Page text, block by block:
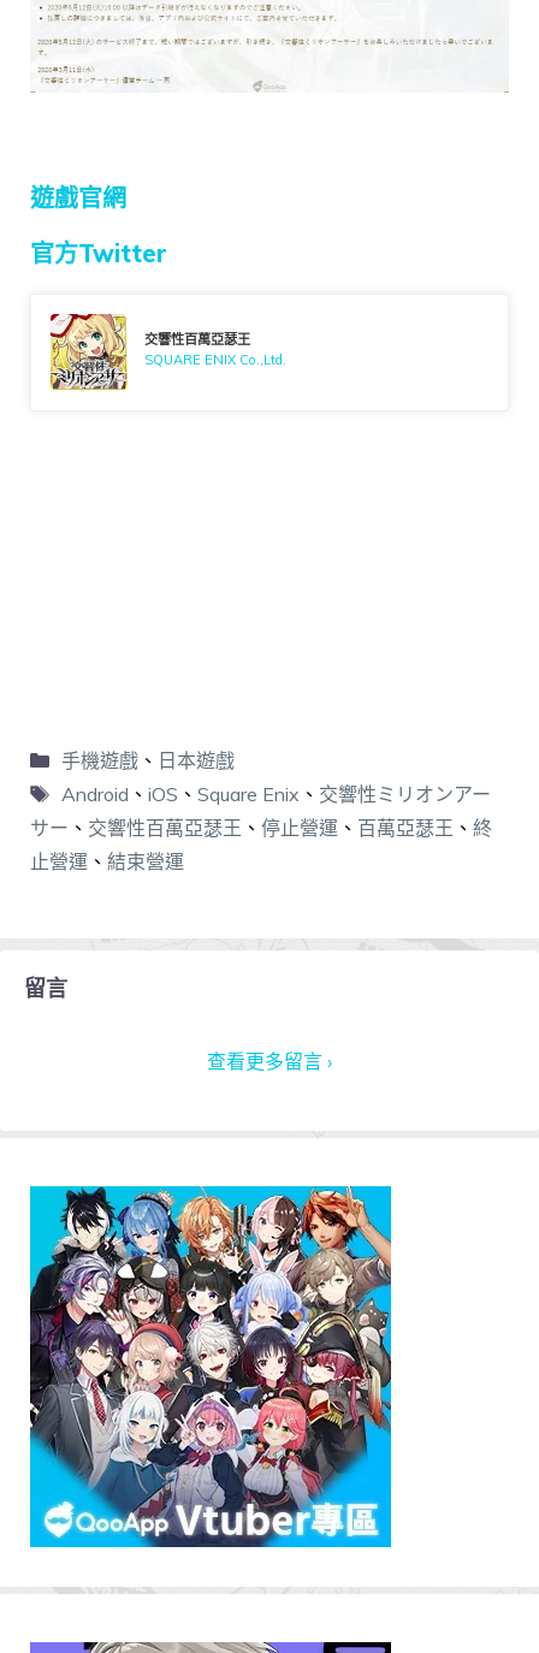
遊戲官網
官方Twitter
交響性百萬亞瑟王
SQUARE ENIX Co.,Ltd.
手機遊戲、 日本遊戲
Android 、 iOS 、 Square Enix 、 交響性ミリオンアー
サー 、 交響性百萬亞瑟王 、 停止營運 、 百萬亞瑟王 、 終
止營運 、 結束營運
留言
查看更多留言 ›